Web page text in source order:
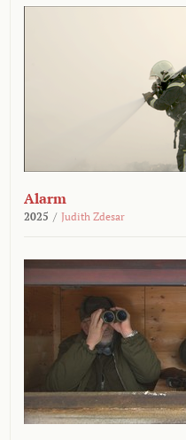
Alarm
2025 / Judith Zdesar